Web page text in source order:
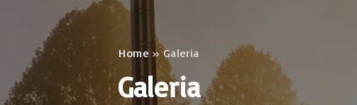
Chrzest
Bierzmowanie
Małżeństwo
Stowarzyszenie
Młodzieży
Ministranci
Róże Żywego Różańca
Home »Galeria
Galeria